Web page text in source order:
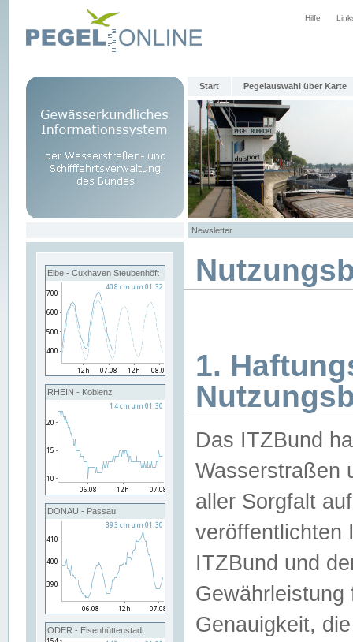
Hilfe
Start Pegelauswahl über Karte
Newsletter
Elbe - Cuxhaven Steubenhöft
RHEIN - Koblenz
DONAU - Passau
ODER - Eisenhüttenstadt
1.
Das ITZBund
Wasserstraßen
aller Sorgfalt
veröffentlichten
ITZBund und
Genauigkeit,